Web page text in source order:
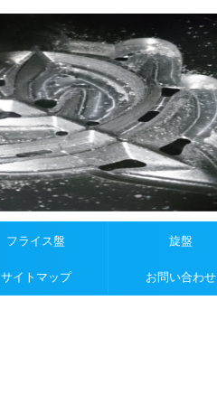
フライス盤 旋盤
サイトマップ お問い合わせ